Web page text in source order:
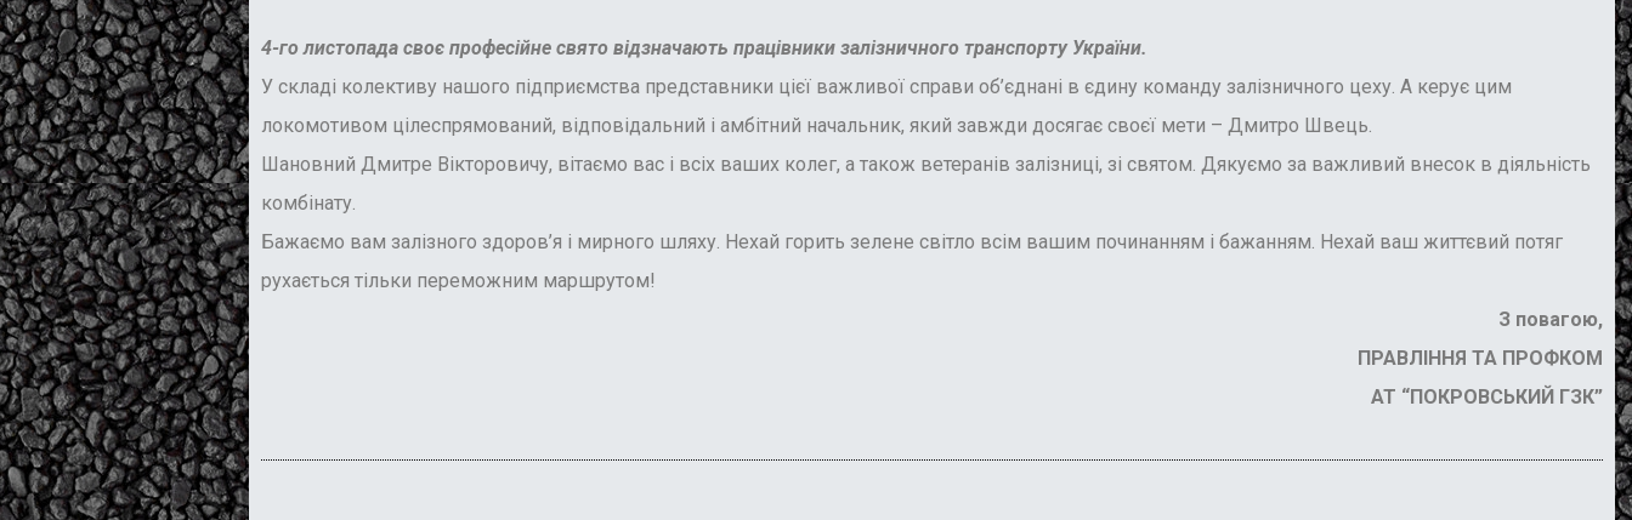
4-го листопада своє професійне свято відзначають працівники залізничного транспорту України.
У складі колективу нашого підприємства представники цієї важливої справи об’єднані в єдину команду залізничного цеху. А керує цим
локомотивом цілеспрямований, відповідальний і амбітний начальник, який завжди досягає своєї мети – Дмитро Швець.
Шановний Дмитре Вікторовичу, вітаємо вас і всіх ваших колег, а також ветеранів залізниці, зі святом. Дякуємо за важливий внесок в діяльність
комбінату.
Бажаємо вам залізного здоров’я і мирного шляху. Нехай горить зелене світло всім вашим починанням і бажанням. Нехай ваш життєвий потяг
рухається тільки переможним маршрутом!
З повагою,
ПРАВЛІННЯ ТА ПРОФКОМ
АТ “ПОКРОВСЬКИЙ ГЗК”